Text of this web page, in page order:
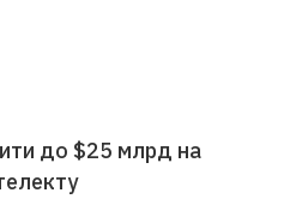
до $25 млрд на